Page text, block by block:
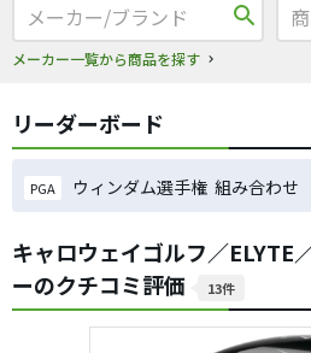
search
メーカー一覧から商品を探す
リーダーボード
PGA ウィンダム選手権 組み合わせ
キャロウェイゴルフ／ELYTE
ーのクチコミ評価
13件